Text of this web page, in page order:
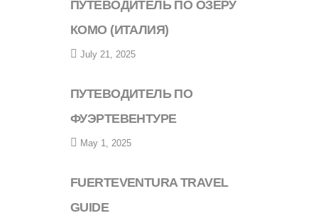
ПУТЕВОДИТЕЛЬ ПО ОЗЕРУ
КОМО (ИТАЛИЯ)
July 21, 2025
ПУТЕВОДИТЕЛЬ ПО
ФУЭРТЕВЕНТУРЕ
May 1, 2025
FUERTEVENTURA TRAVEL
GUIDE